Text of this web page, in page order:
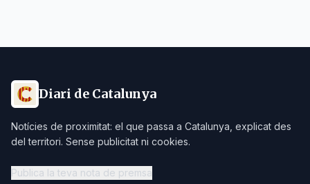
Diari de Catalunya
Notícies de proximitat: el que passa a Catalunya, explicat des
del territori. Sense publicitat ni cookies.
Publica la teva nota de premsa